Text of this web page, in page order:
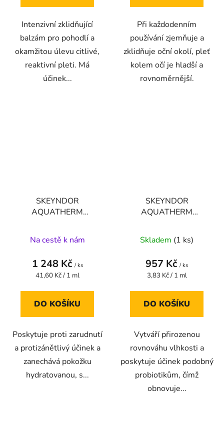
Intenzivní zklidňující
balzám pro pohodlí a
okamžitou úlevu citlivé,
reaktivní pleti. Má
účinek...
Při každodenním
používání zjemňuje a
zklidňuje oční okolí, pleť
kolem očí je hladší a
rovnoměrnější.
SKEYNDOR
AQUATHERM
Jemný fluid NA úlevu od
napětí a nepohodlí
citlivé pleti 30 ml
Na cestě k nám
1 248 Kč / ks
Měrná
41,60 Kč / 1 ml
DO KOŠÍKU
Poskytuje proti zarudnutí
a protizánětlivý účinek a
zanechává pokožku
hydratovanou, s...
SKEYNDOR
AQUATHERM
GEL -Jemný čisticí gel
pro každodenní péči a
čištění citlivé, ale
mastné pleti 250 ml
Skladem (1 ks)
957 Kč / ks
Měrná
3,83 Kč / 1 ml
DO KOŠÍKU
Vytváří přirozenou
rovnováhu vlhkosti a
poskytuje účinek podobný
probiotikům, čímž
obnovuje...